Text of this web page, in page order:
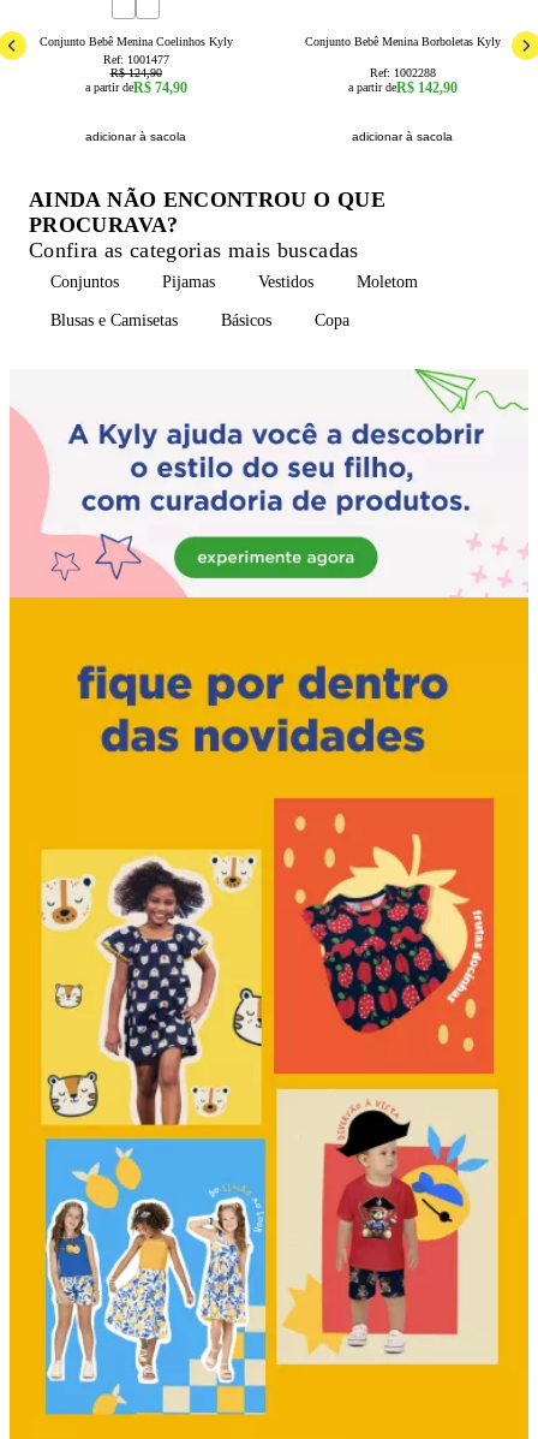
Conjunto Bebê Menina Coelinhos Kyly
Ref: 1001477
R$ 124,90
a partir deR$ 74,90
adicionar à sacola
Conjunto Bebê Menina Borboletas Kyly
Ref: 1002288
a partir deR$ 142,90
adicionar à sacola
AINDA NÃO ENCONTROU O QUE
PROCURAVA?
Confira as categorias mais buscadas
Conjuntos Pijamas Vestidos Moletom
Blusas e Camisetas Básicos Copa